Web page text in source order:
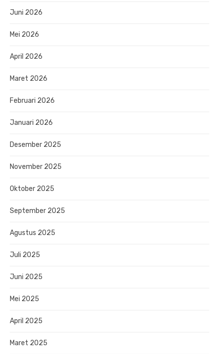
Juni 2026
Mei 2026
April 2026
Maret 2026
Februari 2026
Januari 2026
Desember 2025
November 2025
Oktober 2025
September 2025
Agustus 2025
Juli 2025
Juni 2025
Mei 2025
April 2025
Maret 2025